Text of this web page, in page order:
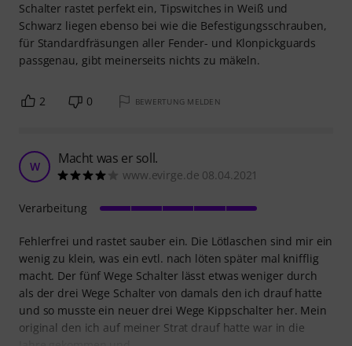
Schalter rastet perfekt ein, Tipswitches in Weiß und
Schwarz liegen ebenso bei wie die Befestigungsschrauben,
für Standardfräsungen aller Fender- und Klonpickguards
passgenau, gibt meinerseits nichts zu mäkeln.
2 0 BEWERTUNG MELDEN
W Macht was er soll.
www.evirge.de 08.04.2021
Fehlerfrei und rastet sauber ein. Die Lötlaschen sind mir ein
wenig zu klein, was ein evtl. nach löten später mal knifflig
macht. Der fünf Wege Schalter lässt etwas weniger durch
als der drei Wege Schalter von damals den ich drauf hatte
und so musste ein neuer drei Wege Kippschalter her. Mein
original den ich auf meiner Strat drauf hatte war in die
Verarbeitung